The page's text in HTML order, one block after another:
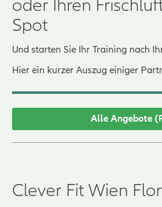
oder Ihren
Spot
Und starten Sie Ihr Training nach
Hier ein kurzer Auszug einiger
Alle Angebote
Clever Fit Wien